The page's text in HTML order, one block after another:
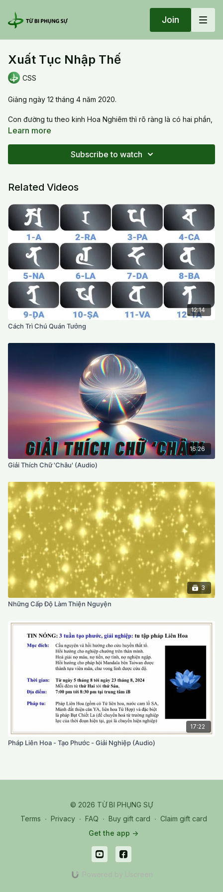
Join
Xuất Tục Nhập Thế
CSS
Giảng ngày 12 tháng 4 năm 2020.
Con đường tu theo kinh Hoa Nghiêm thì rõ ràng là có hai phần,
một là tự tu và hai là giải mở gút thắt.
1- Tu cho chính minh: Khai mở tự tánh Quang Minh - Xuất Tục
Learn more
Subscribe to watch
Related Videos
12:14
Cách Trì Chú Quán Tưởng
16:26
Giải Thích Chữ 'Châu' (Audio)
3
Những Cấp Độ Làm Thiện Nguyện
17:22
Pháp Liên Hoa - Tạo Phước - Giải Nghiệp (Audio)
© 2026 TỪ BI PHỤNG SỰ
Terms ∙ Privacy ∙ FAQ ∙ Buy gift card ∙ Claim gift card
Get the app ->
Powered by Uscreen